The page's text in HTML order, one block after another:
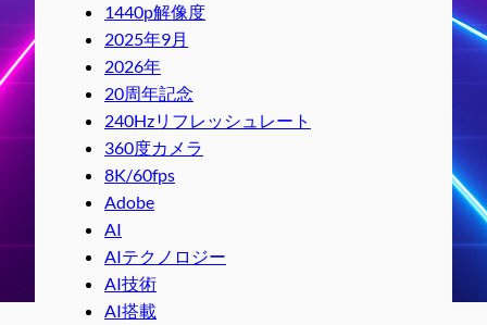
1440p解像度
2025年9月
2026年
20周年記念
240Hzリフレッシュレート
360度カメラ
8K/60fps
Adobe
AI
AIテクノロジー
AI技術
AI搭載